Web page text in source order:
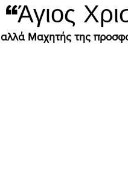
Μαχητής της